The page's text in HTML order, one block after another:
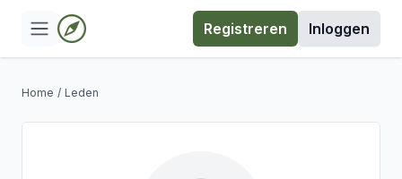
Registreren Inloggen
Home / Leden